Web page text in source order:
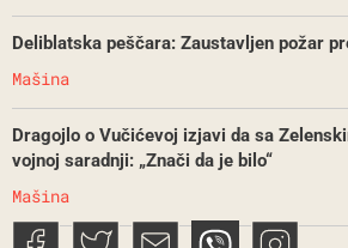
Deliblatska peščara: Zaustavljen požar
Mašina
Dragojlo o Vučićevoj izjavi da sa
vojnoj saradnji: „Znači da je bilo“
Mašina